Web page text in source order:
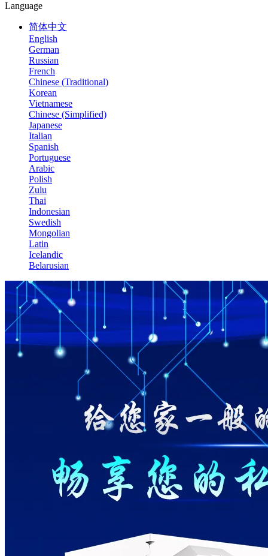
Language
简体中文
English
German
Russian
French
Chinese (Traditional)
Korean
Vietnamese
Chinese (Simplified)
Japanese
Italian
Spanish
Portuguese
Arabic
Polish
Zulu
Thai
Indonesian
Swedish
Mongolian
Latin
Icelandic
Belarusian